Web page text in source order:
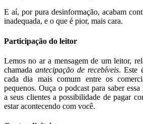
E aí, por pura desinformação, acabam
inadequada, e o que é pior, mais cara.
Participação do leitor
Lemos no ar a mensagem de um leitor,
chamadaantecipação de recebíveis. Este
cada dia mais comum entre os
pequenos. Ouça o podcast para saber
a seus clientes a possibilidade de pagar
estar acontecendo com você.